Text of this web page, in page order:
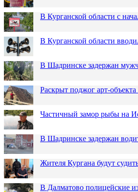
В Курганской области с
В Курганской области
В Шадринске задержан
Раскрыт поджог арт-
Частичный замор рыбы на
В Шадринске задержан
Жителя Кургана будут
В Далматово полицейские